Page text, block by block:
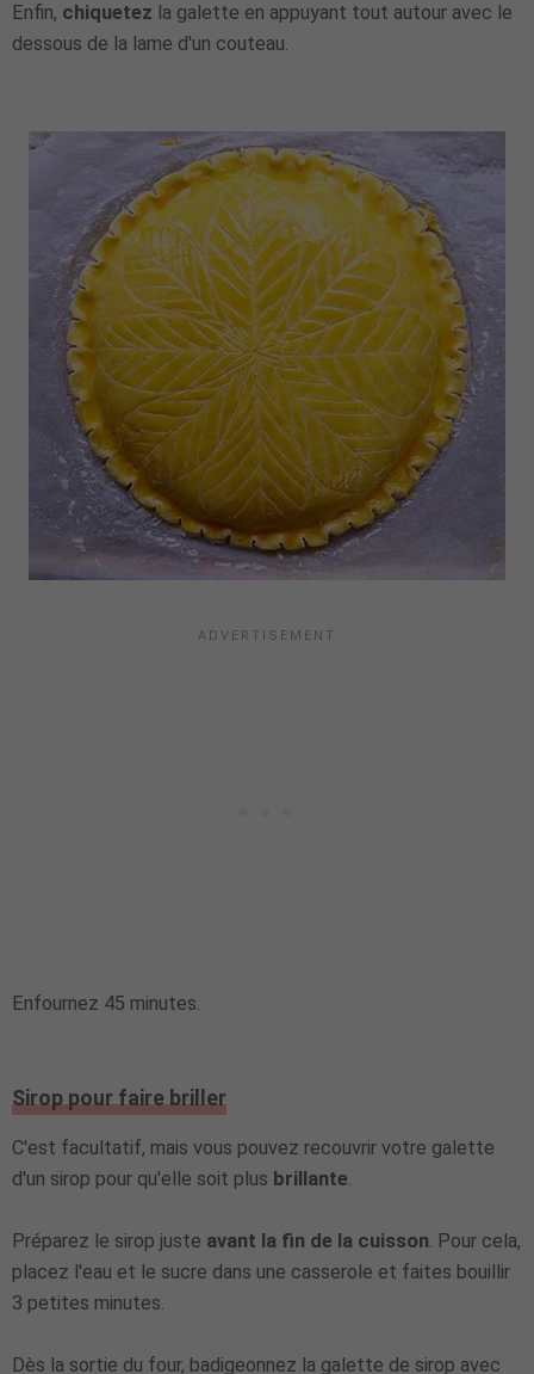
Enfin, chiquetez la galette en appuyant tout autour avec le
dessous de la lame d'un couteau.
Enfournez 45 minutes.
Sirop pour faire briller
C'est facultatif, mais vous pouvez recouvrir votre galette
d'un sirop pour qu'elle soit plus brillante.
Préparez le sirop juste avant la fin de la cuisson. Pour cela,
placez l'eau et le sucre dans une casserole et faites bouillir
3 petites minutes.
Dès la sortie du four, badigeonnez la galette de sirop avec